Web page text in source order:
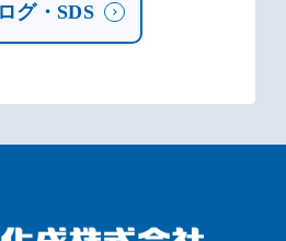
グ・SDS